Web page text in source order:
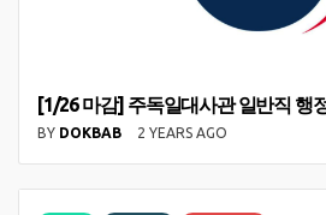
[1/26 마감] 주독일대사관 일반직 행
BY DOKBAB 2 YEARS AGO